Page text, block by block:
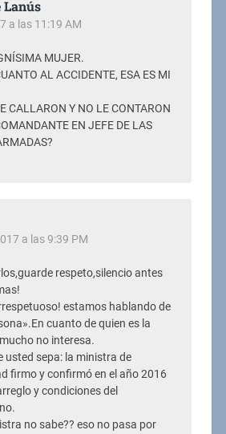
Lanús
a las 11:19 AM
MUJER.
AL ACCIDENTE, ESA ES MI
CALLARON Y NO LE CONTARON
EN JEFE DE LAS
a las 9:39 PM
respeto,silencio antes
estamos hablando de
cuanto de quien es la
no interesa.
usted sepa: la ministra de
firmo y confirmó en el año 2016
y condiciones del
no sabe?? eso no pasa por